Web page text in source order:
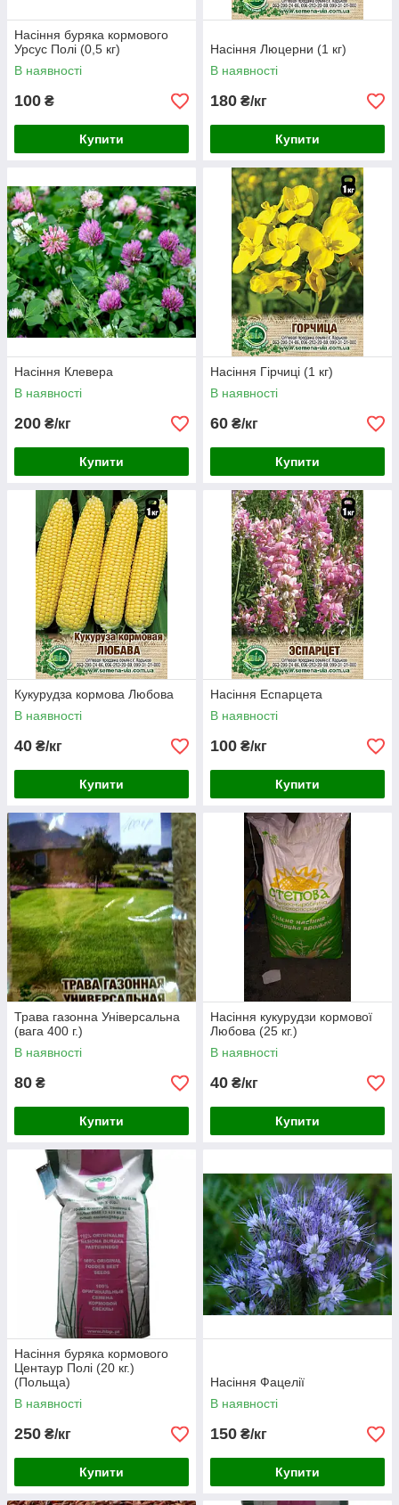
Насіння буряка кормового
Урсус Полі (0,5 кг)
В наявності
100 ₴
Купити
Насіння Люцерни (1 кг)
В наявності
180 ₴/кг
Купити
Насіння Клевера
В наявності
200 ₴/кг
Купити
Насіння Гірчиці (1 кг)
В наявності
60 ₴/кг
Купити
Кукурудза кормова Любова
В наявності
40 ₴/кг
Купити
Насіння Еспарцета
В наявності
100 ₴/кг
Купити
Трава газонна Універсальна
(вага 400 г.)
В наявності
80 ₴
Купити
Насіння кукурудзи кормової
Любова (25 кг.)
В наявності
40 ₴/кг
Купити
Насіння буряка кормового
Центаур Полі (20 кг.)
(Польща)
В наявності
250 ₴/кг
Купити
Насіння Фацелії
В наявності
150 ₴/кг
Купити